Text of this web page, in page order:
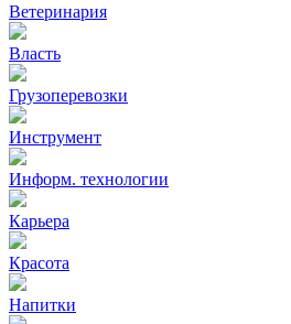
Ветеринария
Власть
Грузоперевозки
Инструмент
Информ. технологии
Карьера
Красота
Напитки